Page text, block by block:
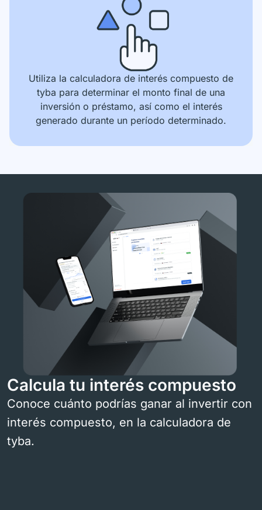
Utiliza la calculadora de interés compuesto de
tyba para determinar el monto final de una
inversión o préstamo, así como el interés
generado durante un período determinado.
Calcula tu interés compuesto
Conoce cuánto podrías ganar al invertir con
interés compuesto, en la calculadora de
tyba.